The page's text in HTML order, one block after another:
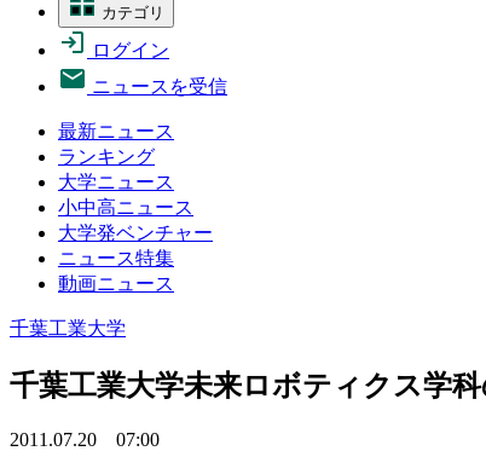
カテゴリ
ログイン
ニュースを受信
最新ニュース
ランキング
大学ニュース
小中高ニュース
大学発ベンチャー
ニュース特集
動画ニュース
千葉工業大学
千葉工業大学未来ロボティクス学
2011.07.20 07:00